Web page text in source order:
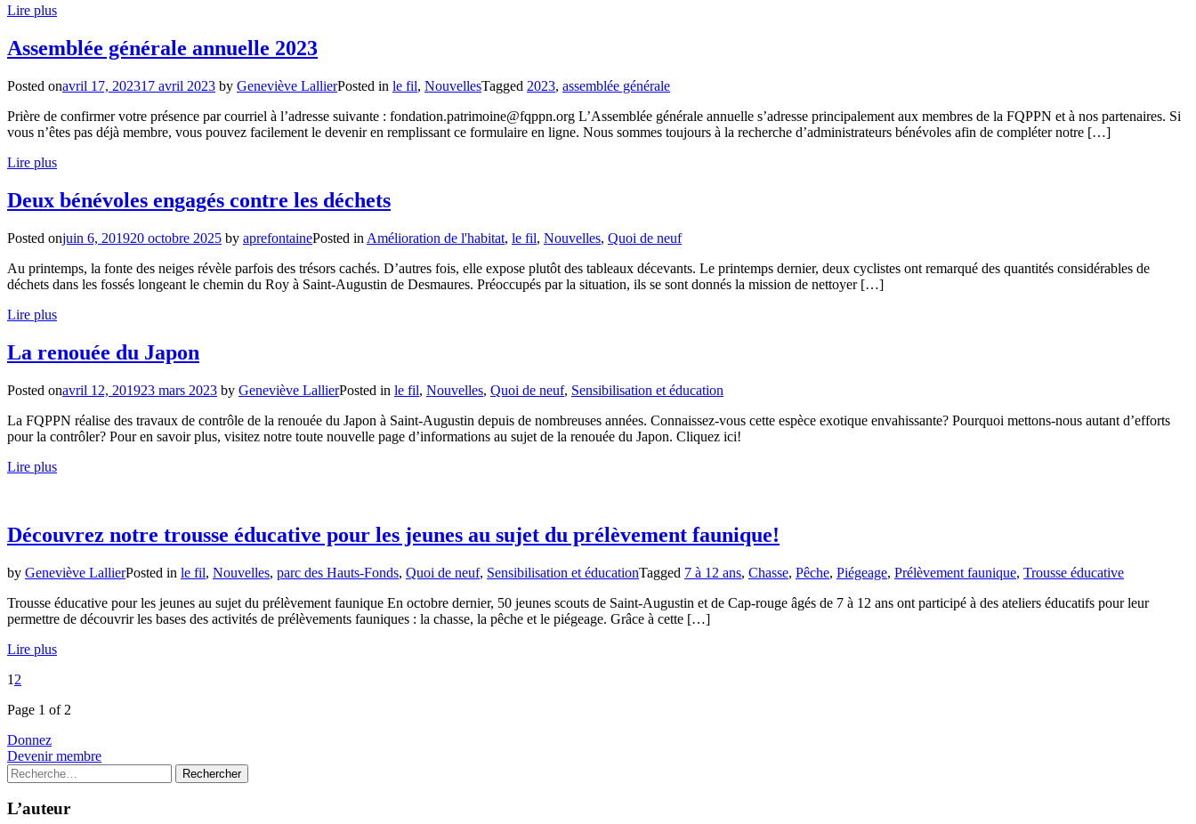
Lire plus
Assemblée générale annuelle 2023
Posted onavril 17, 202317 avril 2023 by Geneviève LallierPosted in le fil, NouvellesTagged 2023, assemblée générale
Prière de confirmer votre présence par courriel à l’adresse suivante : fondation.patrimoine@fqppn.org L’Assemblée générale annuelle s’adresse principalement aux membres de la FQPPN et à nos partenaires. Si
vous n’êtes pas déjà membre, vous pouvez facilement le devenir en remplissant ce formulaire en ligne. Nous sommes toujours à la recherche d’administrateurs bénévoles afin de compléter notre […]
Lire plus
Deux bénévoles engagés contre les déchets
Posted onjuin 6, 201920 octobre 2025 by aprefontainePosted in Amélioration de l'habitat, le fil, Nouvelles, Quoi de neuf
Au printemps, la fonte des neiges révèle parfois des trésors cachés. D’autres fois, elle expose plutôt des tableaux décevants. Le printemps dernier, deux cyclistes ont remarqué des quantités considérables de
déchets dans les fossés longeant le chemin du Roy à Saint-Augustin de Desmaures. Préoccupés par la situation, ils se sont donnés la mission de nettoyer […]
Lire plus
La renouée du Japon
Posted onavril 12, 201923 mars 2023 by Geneviève LallierPosted in le fil, Nouvelles, Quoi de neuf, Sensibilisation et éducation
La FQPPN réalise des travaux de contrôle de la renouée du Japon à Saint-Augustin depuis de nombreuses années. Connaissez-vous cette espèce exotique envahissante? Pourquoi mettons-nous autant d’efforts
pour la contrôler? Pour en savoir plus, visitez notre toute nouvelle page d’informations au sujet de la renouée du Japon. Cliquez ici!
Lire plus
Découvrez notre trousse éducative pour les jeunes au sujet du prélèvement faunique!
by Geneviève LallierPosted in le fil, Nouvelles, parc des Hauts-Fonds, Quoi de neuf, Sensibilisation et éducationTagged 7 à 12 ans, Chasse, Pêche, Piégeage, Prélèvement faunique, Trousse éducative
Trousse éducative pour les jeunes au sujet du prélèvement faunique En octobre dernier, 50 jeunes scouts de Saint-Augustin et de Cap-rouge âgés de 7 à 12 ans ont participé à des ateliers éducatifs pour leur
permettre de découvrir les bases des activités de prélèvements fauniques : la chasse, la pêche et le piégeage. Grâce à cette […]
Lire plus
1 2
Page 1 of 2
Donnez
Devenir membre
Rechercher :
L’auteur